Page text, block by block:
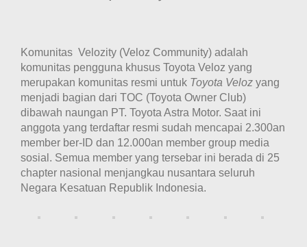
Komunitas Velozity (Veloz Community) adalah
komunitas pengguna khusus Toyota Veloz yang
merupakan komunitas resmi untuk Toyota Veloz yang
menjadi bagian dari TOC (Toyota Owner Club)
dibawah naungan PT. Toyota Astra Motor. Saat ini
anggota yang terdaftar resmi sudah mencapai 2.300an
member ber-ID dan 12.000an member group media
sosial. Semua member yang tersebar ini berada di 25
chapter nasional menjangkau nusantara seluruh
Negara Kesatuan Republik Indonesia.